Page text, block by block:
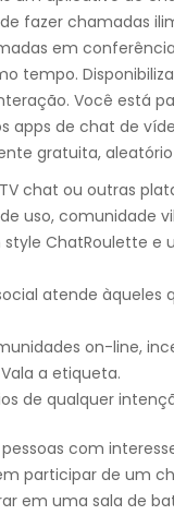
fazer chamadas
em
tempo.
Você está
apps de chat de
gratuita, aleatório
chat ou outras
uso, comunidade
style ChatRoulette
atende
on-line,
a etiqueta.
de qualquer
com
participar de um
em uma sala de